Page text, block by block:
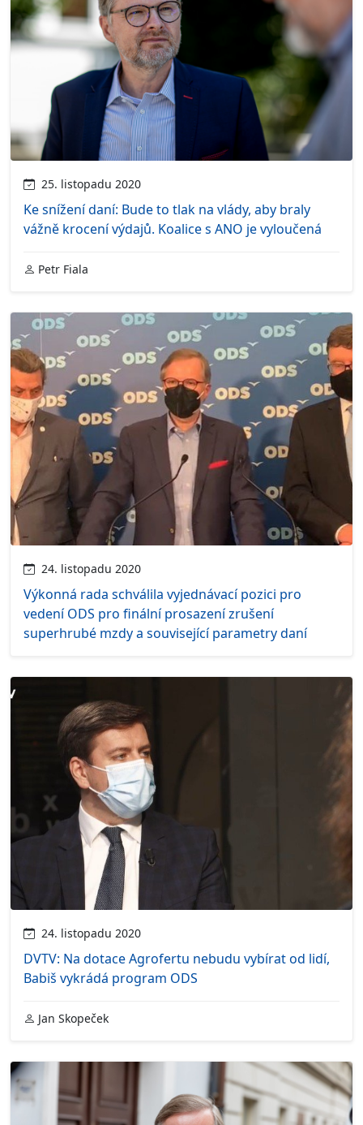
25. listopadu 2020
Ke snížení daní: Bude to tlak na vlády, aby braly
vážně krocení výdajů. Koalice s ANO je vyloučená
Petr Fiala
24. listopadu 2020
Výkonná rada schválila vyjednávací pozici pro
vedení ODS pro finální prosazení zrušení
superhrubé mzdy a související parametry daní
24. listopadu 2020
DVTV: Na dotace Agrofertu nebudu vybírat od lidí,
Babiš vykrádá program ODS
Jan Skopeček